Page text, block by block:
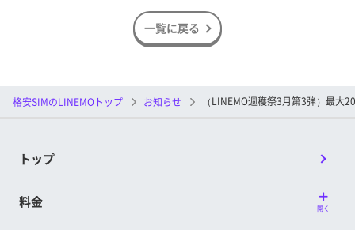
一覧に戻る
格安SIMのLINEMOトップ お知らせ （LINEMO週穫祭3月第3弾）最大
トップ
料金 開く